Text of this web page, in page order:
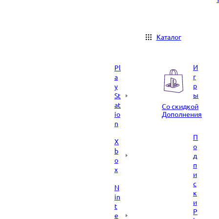
Каталог
Pl
a
y
St
at
io
n
X
b
o
x
N
in
t
e
И
г
р
ы
Со скидкой
Дополнения
П
о
д
п
и
с
к
и
P